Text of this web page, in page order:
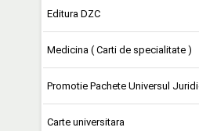
Editura DZC
Medicina ( Carti de specialitate )
Promotie Pachete Universul
Carte universitara